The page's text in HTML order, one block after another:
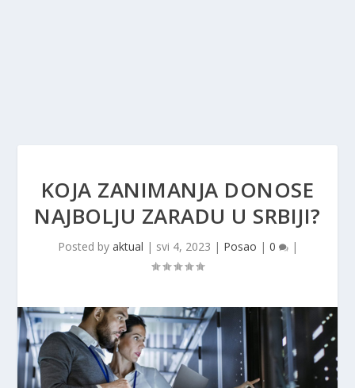
KOJA ZANIMANJA DONOSE
NAJBOLJU ZARADU U SRBIJI?
Posted by aktual | svi 4, 2023 | Posao | 0 |